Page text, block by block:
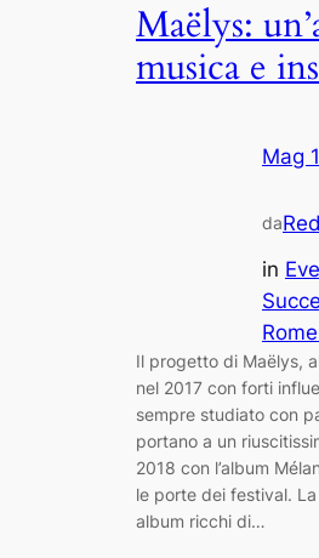
Maëlys:
musica e
Mag
da
in
Il progetto di Maëlys,
nel 2017 con forti
sempre studiato con
portano a un
2018 con l’album
le porte dei festival.
album ricchi di…